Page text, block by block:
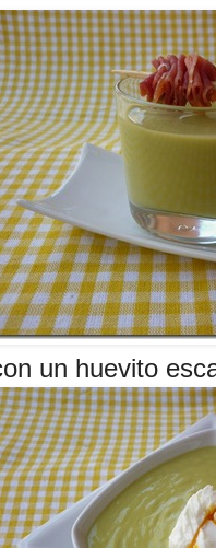
un huevito